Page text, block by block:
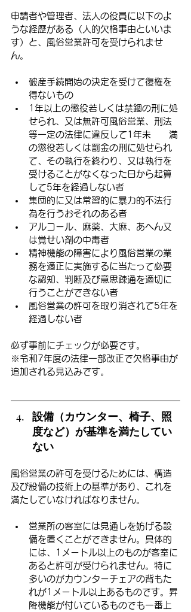
申請者や管理者、法人の役員に以下のよ
うな経歴がある（人的欠格事由といいま
す）と、風俗営業許可を受けられませ
ん。
破産手続開始の決定を受けて復権を
得ないもの
1年以上の懲役若しくは禁錮の刑に処
せられ、又は無許可風俗営業、刑法
等一定の法律に違反して1年未　　満
の懲役若しくは罰金の刑に処せられ
て、その執行を終わり、又は執行を
受けることがなくなった日から起算
して5年を経過しない者
集団的に又は常習的に暴力的不法行
為を行うおそれのある者
アルコール、麻薬、大麻、あへん又
は覚せい剤の中毒者
精神機能の障害により風俗営業の業
務を適正に実施するに当たって必要
な認知、判断及び意思疎通を適切に
行うことができない者
風俗営業の許可を取り消されて5年を
経過しない者
必ず事前にチェックが必要です。
※令和7年度の法律一部改正で欠格事由が
追加される見込みです。
設備（カウンター、椅子、照
度など）が基準を満たしてい
ない
風俗営業の許可を受けるためには、構造
及び設備の技術上の基準があり、これを
満たしていなければなりません。
営業所の客室には見通しを妨げる設
備を置くことができません。具体的
には、1メートル以上のものが客室に
あると許可が受けられません。特に
多いのがカウンターチェアの背もた
れが1メートル以上あるものです。昇
降機能が付いているものでも一番上